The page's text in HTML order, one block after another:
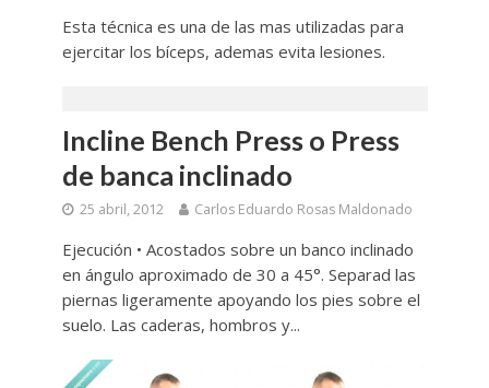
Esta técnica es una de las mas utilizadas para
ejercitar los bíceps, ademas evita lesiones.
Incline Bench Press o Press
de banca inclinado
25 abril, 2012 Carlos Eduardo Rosas Maldonado
Ejecución • Acostados sobre un banco inclinado
en ángulo aproximado de 30 a 45°. Separad las
piernas ligeramente apoyando los pies sobre el
suelo. Las caderas, hombros y...